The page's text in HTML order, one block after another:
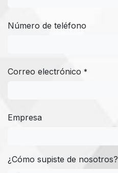
Número de teléfono
Correo electrónico *
Empresa
¿Cómo supiste de nosotros?